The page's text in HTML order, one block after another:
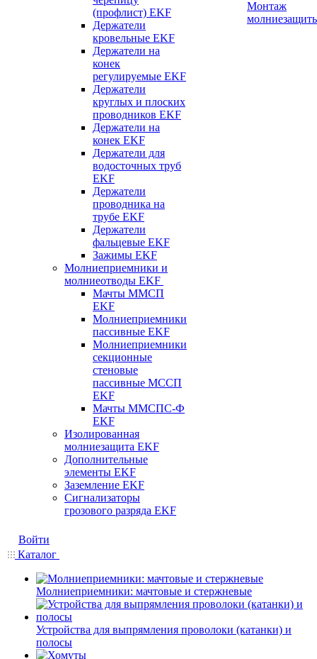
(профлист) EKF
Держатели
кровельные EKF
Держатели на
конек
регулируемые EKF
Держатели
круглых и плоских
проводников EKF
Держатели на
конек EKF
Держатели для
водосточных труб
EKF
Держатели
проводника на
трубе EKF
Держатели
фальцевые EKF
Зажимы EKF
Молниеприемники и
молниеотводы EKF
Мачты ММСП
EKF
Молниеприемники
пассивные EKF
Молниеприемники
секционные
стеновые
пассивные МССП
EKF
Мачты ММСПС-Ф
EKF
Изолированная
молниезащита EKF
Дополнительные
элементы EKF
Заземление EKF
Сигнализаторы
грозового разряда EKF
Монтаж
Войти
Каталог
Молниеприемники: мачтовые и стержневые
Устройства для выпрямления проволоки (катанки) и
полосы